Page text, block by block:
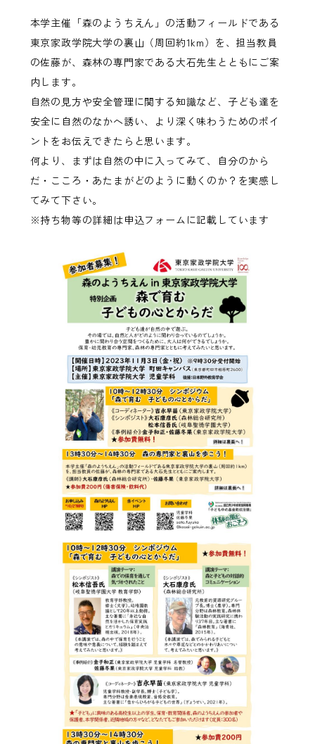
本学主催「森のようちえん」の活動フィールドである
東京家政学院大学の裏山（周回約1km）を、担当教員
の佐藤が、森林の専門家である大石先生とともにご案
内します。
自然の見方や安全管理に関する知識など、子ども達を
安全に自然のなかへ誘い、より深く味わうためのポイ
ントをお伝えできたらと思います。
何より、まずは自然の中に入ってみて、自分のから
だ・こころ・あたまがどのように動くのか？を実感し
てみて下さい。
※持ち物等の詳細は申込フォームに記載しています